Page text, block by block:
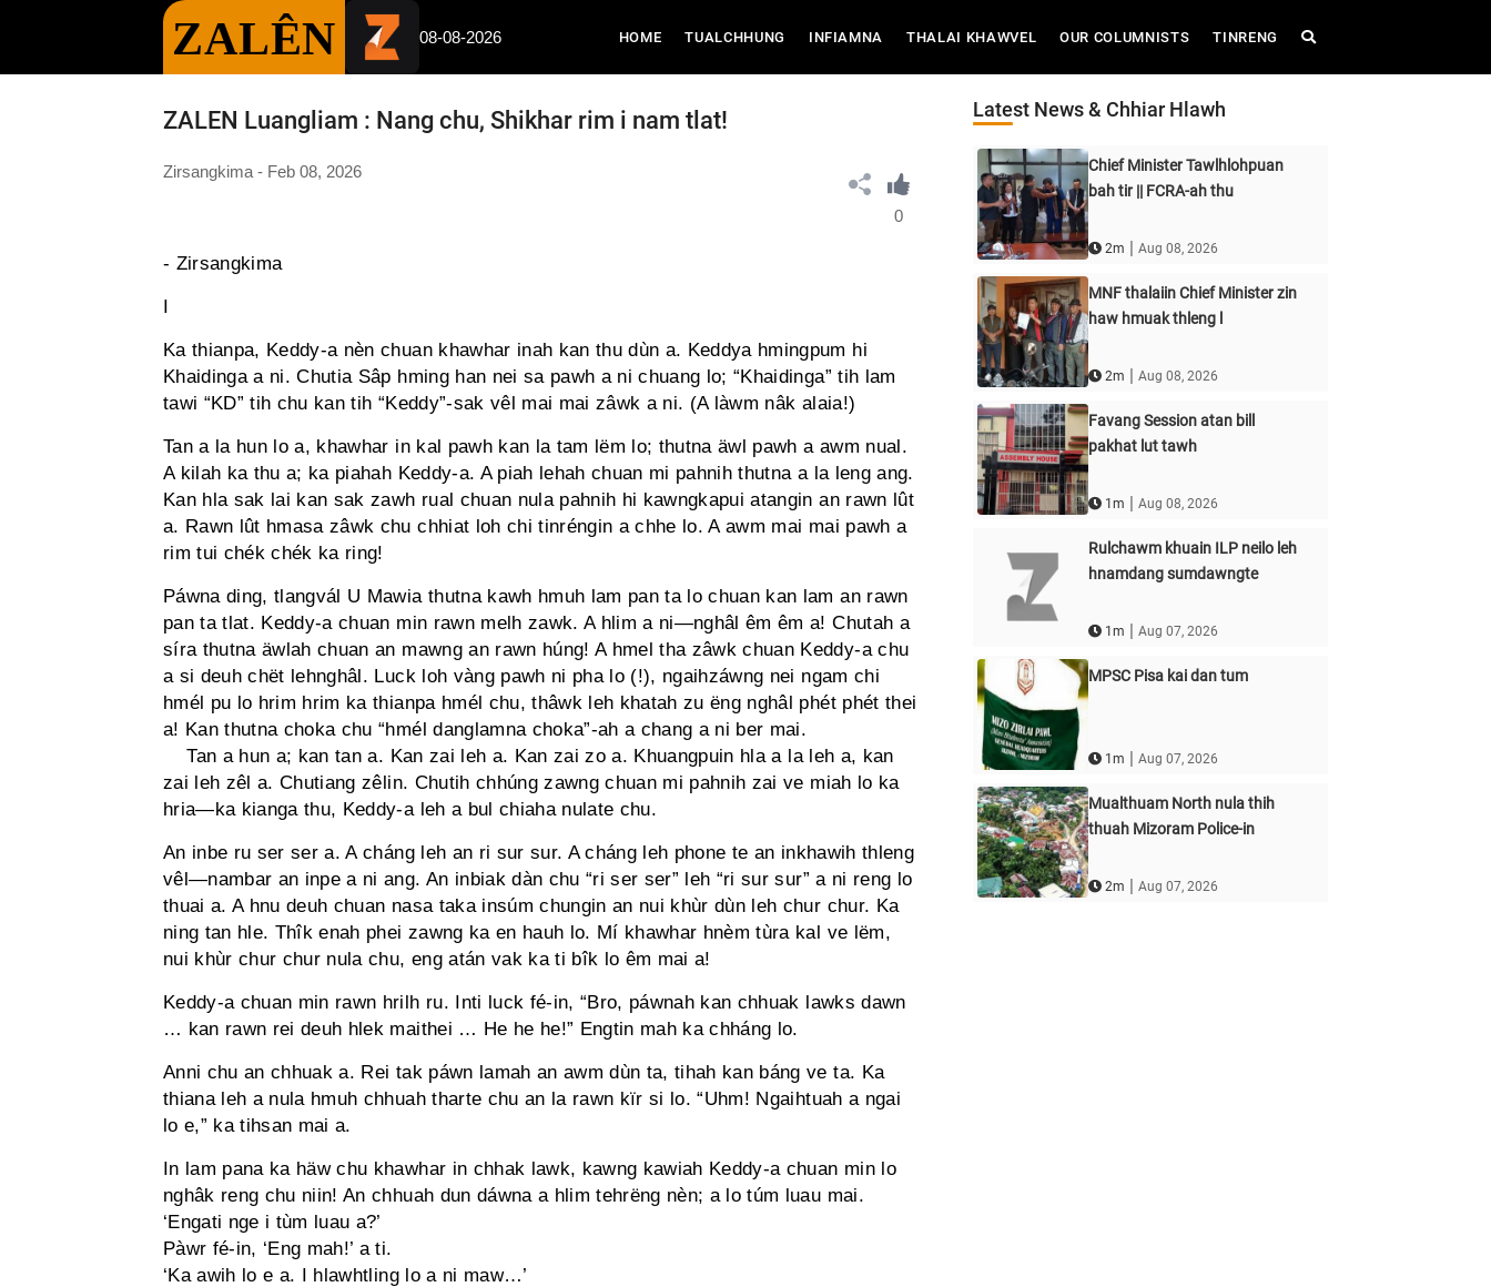
ZALÊN 08-08-2026 HOME(CURRENT)
TUALCHHUNG INFIAMNA THALAI KHAWVEL OUR COLUMNISTS TINRENG
ZALEN Luangliam : Nang chu, Shikhar rim i nam tlat!
Zirsangkima - Feb 08, 2026
0
- Zirsangkima
I
Ka thianpa, Keddy-a nèn chuan khawhar inah kan thu dùn a. Keddya hmingpum hi
Khaidinga a ni. Chutia Sâp hming han nei sa pawh a ni chuang lo; “Khaidinga” tih lam
tawi “KD” tih chu kan tih “Keddy”-sak vêl mai mai zâwk a ni. (A làwm nâk alaia!)
Tan a la hun lo a, khawhar in kal pawh kan la tam lëm lo; thutna äwl pawh a awm nual.
A kilah ka thu a; ka piahah Keddy-a. A piah lehah chuan mi pahnih thutna a la leng ang.
Kan hla sak lai kan sak zawh rual chuan nula pahnih hi kawngkapui atangin an rawn lût
a. Rawn lût hmasa zâwk chu chhiat loh chi tinréngin a chhe lo. A awm mai mai pawh a
rim tui chék chék ka ring!
Páwna ding, tlangvál U Mawia thutna kawh hmuh lam pan ta lo chuan kan lam an rawn
pan ta tlat. Keddy-a chuan min rawn melh zawk. A hlim a ni—nghâl êm êm a! Chutah a
síra thutna äwlah chuan an mawng an rawn húng! A hmel tha zâwk chuan Keddy-a chu
a si deuh chët lehnghâl. Luck loh vàng pawh ni pha lo (!), ngaihzáwng nei ngam chi
hmél pu lo hrim hrim ka thianpa hmél chu, thâwk leh khatah zu ëng nghâl phét phét thei
a! Kan thutna choka chu “hmél danglamna choka”-ah a chang a ni ber mai.
Tan a hun a; kan tan a. Kan zai leh a. Kan zai zo a. Khuangpuin hla a la leh a, kan
zai leh zêl a. Chutiang zêlin. Chutih chhúng zawng chuan mi pahnih zai ve miah lo ka
hria—ka kianga thu, Keddy-a leh a bul chiaha nulate chu.
An inbe ru ser ser a. A cháng leh an ri sur sur. A cháng leh phone te an inkhawih thleng
vêl—nambar an inpe a ni ang. An inbiak dàn chu “ri ser ser” leh “ri sur sur” a ni reng lo
thuai a. A hnu deuh chuan nasa taka insúm chungin an nui khùr dùn leh chur chur. Ka
ning tan hle. Thîk enah phei zawng ka en hauh lo. Mí khawhar hnèm tùra kal ve lëm,
nui khùr chur chur nula chu, eng atán vak ka ti bîk lo êm mai a!
Keddy-a chuan min rawn hrilh ru. Inti luck fé-in, “Bro, páwnah kan chhuak lawks dawn
… kan rawn rei deuh hlek maithei … He he he!” Engtin mah ka chháng lo.
Anni chu an chhuak a. Rei tak páwn lamah an awm dùn ta, tihah kan báng ve ta. Ka
thiana leh a nula hmuh chhuah tharte chu an la rawn kïr si lo. “Uhm! Ngaihtuah a ngai
lo e,” ka tihsan mai a.
In lam pana ka häw chu khawhar in chhak lawk, kawng kawiah Keddy-a chuan min lo
nghâk reng chu niin! An chhuah dun dáwna a hlim tehrëng nèn; a lo túm luau mai.
‘Engati nge i tùm luau a?’
Pàwr fé-in, ‘Eng mah!’ a ti.
‘Ka awih lo e a. I hlawhtling lo a ni maw…’
Latest News & Chhiar Hlawh
Chief Minister Tawlhlohpuan
bah tir || FCRA-ah thu
2m | Aug 08, 2026
MNF thalaiin Chief Minister zin
haw hmuak thleng l
2m | Aug 08, 2026
Favang Session atan bill
pakhat lut tawh
1m | Aug 08, 2026
Rulchawm khuain ILP neilo leh
hnamdang sumdawngte
1m | Aug 07, 2026
MPSC Pisa kai dan tum
1m | Aug 07, 2026
Mualthuam North nula thih
thuah Mizoram Police-in
2m | Aug 07, 2026